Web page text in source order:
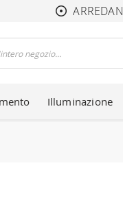
Illuminazione